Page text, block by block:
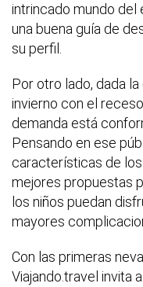
intrincado mundo del
una buena guía de
su perfil.
Por otro lado, dada
invierno con el
demanda está
Pensando en ese
características de
mejores propuestas
los niños puedan
mayores
Con las primeras
Viajando.travel invita